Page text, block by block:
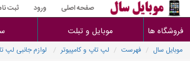
صفحه اصلی ورود ثبت
فروشگاه ها موبایل و تبلت
موبایل سال فهرست لپ تاپ و کامپیوتر لوازم جانبی لپ